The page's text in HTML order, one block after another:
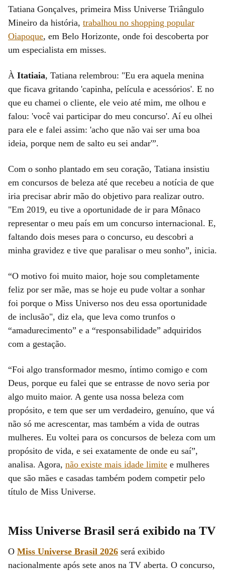
Tatiana Gonçalves, primeira Miss Universe Triângulo
Mineiro da história, trabalhou no shopping popular
Oiapoque, em Belo Horizonte, onde foi descoberta por
um especialista em misses.
À Itatiaia, Tatiana relembrou: "Eu era aquela menina
que ficava gritando 'capinha, película e acessórios'. E no
que eu chamei o cliente, ele veio até mim, me olhou e
falou: 'você vai participar do meu concurso'. Aí eu olhei
para ele e falei assim: 'acho que não vai ser uma boa
ideia, porque nem de salto eu sei andar'”.
Com o sonho plantado em seu coração, Tatiana insistiu
em concursos de beleza até que recebeu a notícia de que
iria precisar abrir mão do objetivo para realizar outro.
"Em 2019, eu tive a oportunidade de ir para Mônaco
representar o meu país em um concurso internacional. E,
faltando dois meses para o concurso, eu descobri a
minha gravidez e tive que paralisar o meu sonho”, inicia.
“O motivo foi muito maior, hoje sou completamente
feliz por ser mãe, mas se hoje eu pude voltar a sonhar
foi porque o Miss Universo nos deu essa oportunidade
de inclusão", diz ela, que leva como trunfos o
“amadurecimento” e a “responsabilidade” adquiridos
com a gestação.
“Foi algo transformador mesmo, íntimo comigo e com
Deus, porque eu falei que se entrasse de novo seria por
algo muito maior. A gente usa nossa beleza com
propósito, e tem que ser um verdadeiro, genuíno, que vá
não só me acrescentar, mas também a vida de outras
mulheres. Eu voltei para os concursos de beleza com um
propósito de vida, e sei exatamente de onde eu saí”,
analisa. Agora, não existe mais idade limite e mulheres
que são mães e casadas também podem competir pelo
título de Miss Universe.
Miss Universe Brasil será exibido na TV
O Miss Universe Brasil 2026 será exibido
nacionalmente após sete anos na TV aberta. O concurso,